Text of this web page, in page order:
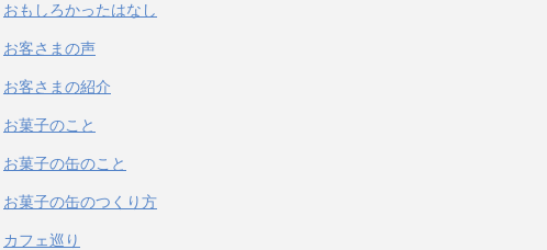
おもしろかったはなし
お客さまの声
お客さまの紹介
お菓子のこと
お菓子の缶のこと
お菓子の缶のつくり方
カフェ巡り